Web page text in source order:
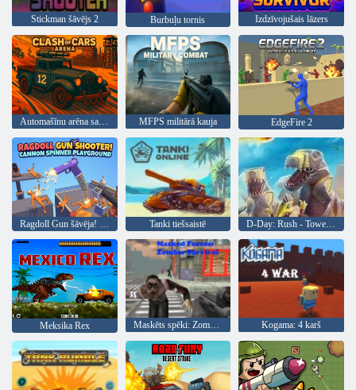
Stickman šāvējs 2 Burbuļu tornis Izdzīvojušais lāzers
MFPS militārā kauja EdgeFire 2
Tanki tiešsaistē
Meksika Rex Maskēts spēki: Zombie Survival Kogama: 4 karš